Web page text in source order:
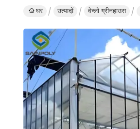
घर उत्पादों वेन्लो ग्रीनहाउस